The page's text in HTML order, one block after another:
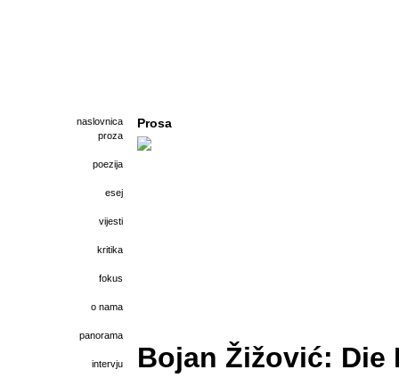
naslovnica
proza
poezija
esej
vijesti
kritika
fokus
o nama
panorama
intervju
Prosa
Bojan Žižović: Die